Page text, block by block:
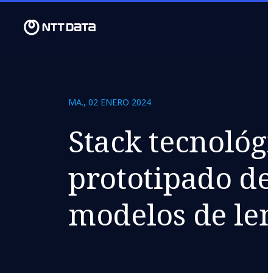
MA., 02 ENERO 2024
Stack
prototipado
modelos de